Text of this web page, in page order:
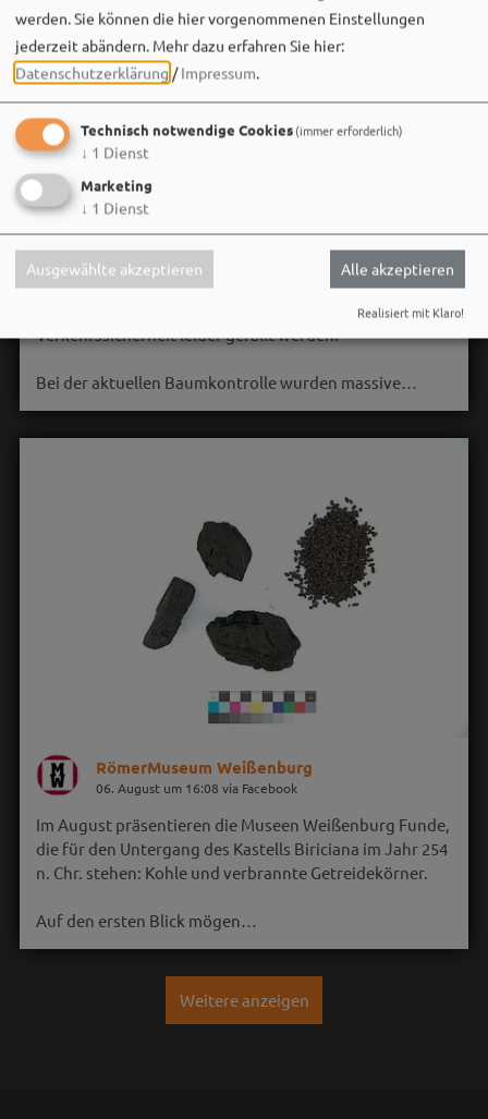
Stadt Weißenburg i.Bay.
🌳 **Verkehrssicherungsmaßnahme am Seeweiher**
Die alte Weide am Seeweiher muss aus Gründen der
Verkehrssicherheit leider gefällt werden.
Bei der aktuellen Baumkontrolle wurden massive…
RömerMuseum Weißenburg
06. August um 16:08 via Facebook
Im August präsentieren die Museen Weißenburg Funde,
die für den Untergang des Kastells Biriciana im Jahr 254
n. Chr. stehen: Kohle und verbrannte Getreidekörner.
Auf den ersten Blick mögen…
Weitere anzeigen
werden. Sie können die hier vorgenommenen Einstellungen
jederzeit abändern. Mehr dazu erfahren Sie hier:
Datenschutzerklärung /Impressum.
Technisch notwendige Cookies(immer erforderlich)
↓ 1 Dienst
Marketing
↓ 1 Dienst
Ausgewählte akzeptieren Alle akzeptieren
Realisiert mit Klaro!